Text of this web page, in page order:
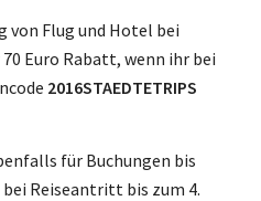
von Flug und Hotel bei
Euro Rabatt, wenn ihr bei
2016STAEDTETRIPS
für Buchungen bis
Reiseantritt bis zum 4.